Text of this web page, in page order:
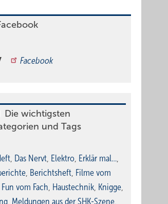
Facebook
Die wichtigsten
und Tags
, Das Nervt, Elektro, Erklär mal…,
, Berichtsheft, Filme vom
Fun vom Fach, Haustechnik, Knigge,
, Meldungen aus der SHK-Szene,